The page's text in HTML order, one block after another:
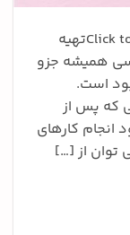
Click to rate this post![Total: 5 Average: 3.6]تهیه
همیشه جزو
است.
که پس از
انجام کارهای
توان از […]